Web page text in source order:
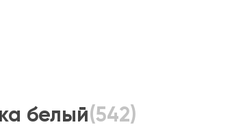
белый(542)